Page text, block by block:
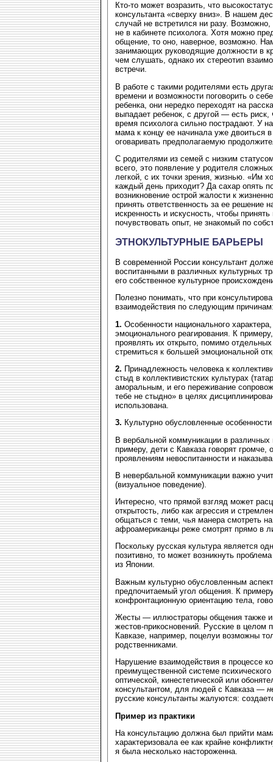
Кто-то может возразить, что
консультанта «сверху вниз». В нашем
случай не встретился ни разу.
не в кабинете психолога. Хотя можно
общение, то оно, наверное, возможно.
занимающих руководящие должности в
чем слушать, однако их стереотип
встречи.
В работе с такими родителями есть
времени и возможности поговорить о
ребенка, они нередко переходят на
выпадает ребенок, с другой — есть
время психолога сильно пострадают. У
мама к концу ее начинала уже двоиться
оговаривать предполагаемую
С родителями из семей с низким
всего, это появление у родителя
легкой, с их точки зрения, жизнью. «Им
каждый день приходит? Да сахар опять
возникновение острой жалости к
принять ответственность за ее решение
искренность и искусность, чтобы
почувствовать опыт, не знакомый по
ЭТНОКУЛЬТУРНЫЕ БАРЬЕРЫ
В современной России консультант
воспитанными в различных культурных
его собственное культурное
Полезно понимать, что при
взаимодействия по следующим
1. Особенности национального
эмоционального реагирования. К
проявлять их открыто, помимо
стремиться к большей эмоциональной
2. Принадлежность человека к
стыд в коллективистских культурах
аморальным, и его переживание
тебе не стыдно» в целях
использована.
3. Культурно обусловленные
В вербальной коммуникации в
примеру, дети с Кавказа говорят громче,
проявлениям невоспитанности и
В невербальной коммуникации важно
(визуальное поведение).
Интересно, что прямой взгляд может
открытость, либо как агрессия и
общаться с теми, чья манера смотреть
афроамериканцы реже смотрят прямо в
Поскольку русская культура является
позитивно, то может возникнуть
из Японии.
Важным культурно обусловленным
предпочитаемый угол общения. К
конфронтационную ориентацию тела,
Жесты — иллюстраторы общения также
жестов-прикосновений. Русские в целом
Кавказе, например, поцелуи возможны
родственниками.
Нарушение взаимодействия в процессе
преимущественной системе
оптической, кинестетической или
консультантом, для людей с Кавказа —
русские консультанты жалуются:
Пример из практики
На консультацию должна был прийти
характеризовала ее как крайне
я была несколько настороженна.